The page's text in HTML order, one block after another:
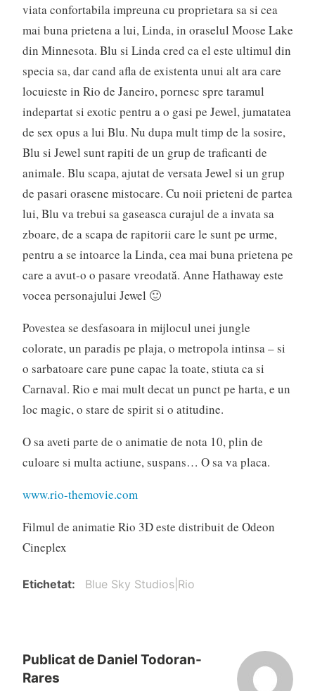
viata confortabila impreuna cu proprietara sa si cea
mai buna prietena a lui, Linda, in oraselul Moose Lake
din Minnesota. Blu si Linda cred ca el este ultimul din
specia sa, dar cand afla de existenta unui alt ara care
locuieste in Rio de Janeiro, pornesc spre taramul
indepartat si exotic pentru a o gasi pe Jewel, jumatatea
de sex opus a lui Blu. Nu dupa mult timp de la sosire,
Blu si Jewel sunt rapiti de un grup de traficanti de
animale. Blu scapa, ajutat de versata Jewel si un grup
de pasari orasene mistocare. Cu noii prieteni de partea
lui, Blu va trebui sa gaseasca curajul de a invata sa
zboare, de a scapa de rapitorii care le sunt pe urme,
pentru a se intoarce la Linda, cea mai buna prietena pe
care a avut-o o pasare vreodată. Anne Hathaway este
vocea personajului Jewel 🙂
Povestea se desfasoara in mijlocul unei jungle
colorate, un paradis pe plaja, o metropola intinsa – si
o sarbatoare care pune capac la toate, stiuta ca si
Carnaval. Rio e mai mult decat un punct pe harta, e un
loc magic, o stare de spirit si o atitudine.
O sa aveti parte de o animatie de nota 10, plin de
culoare si multa actiune, suspans… O sa va placa.
www.rio-themovie.com
Filmul de animatie Rio 3D este distribuit de Odeon
Cineplex
Etichetat Blue Sky Studios|Rio
Publicat de Daniel Todoran-
Rares